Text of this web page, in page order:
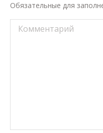
Обязательные для
Комментарий